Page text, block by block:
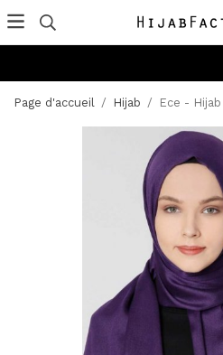
Page d'accueil / Hijab / Ece -